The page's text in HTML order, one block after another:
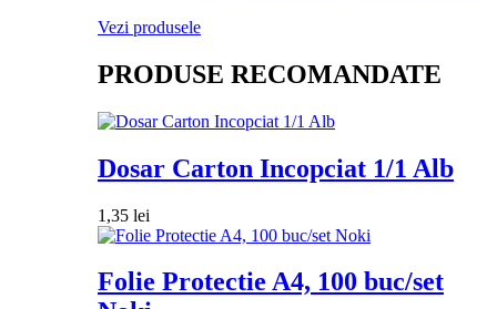
Vezi produsele
PRODUSE RECOMANDATE
Dosar Carton Incopciat 1/1 Alb
1,35 lei
Folie Protectie A4, 100 buc/set